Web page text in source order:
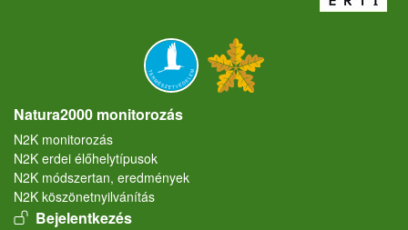
Natura2000 monitorozás
N2K monitorozás
N2K erdei élőhelytípusok
N2K módszertan, eredmények
N2K köszönetnyilvánítás
User account menu
Bejelentkezés